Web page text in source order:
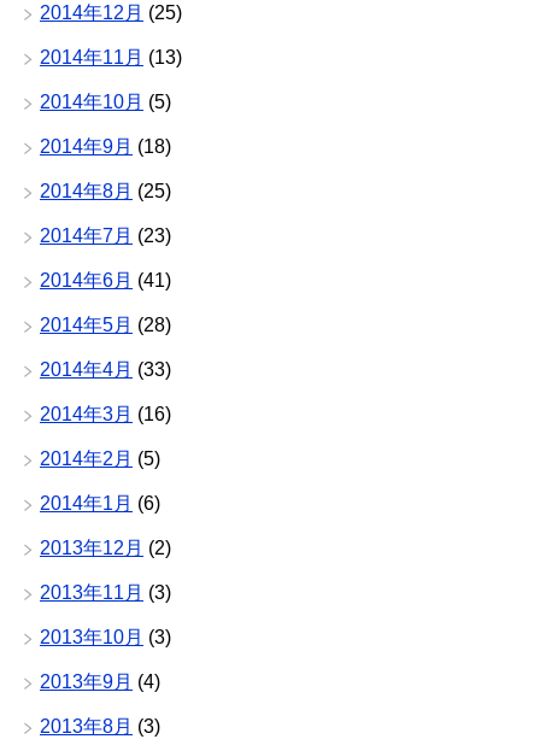
2014年12月 (25)
2014年11月 (13)
2014年10月 (5)
2014年9月 (18)
2014年8月 (25)
2014年7月 (23)
2014年6月 (41)
2014年5月 (28)
2014年4月 (33)
2014年3月 (16)
2014年2月 (5)
2014年1月 (6)
2013年12月 (2)
2013年11月 (3)
2013年10月 (3)
2013年9月 (4)
2013年8月 (3)